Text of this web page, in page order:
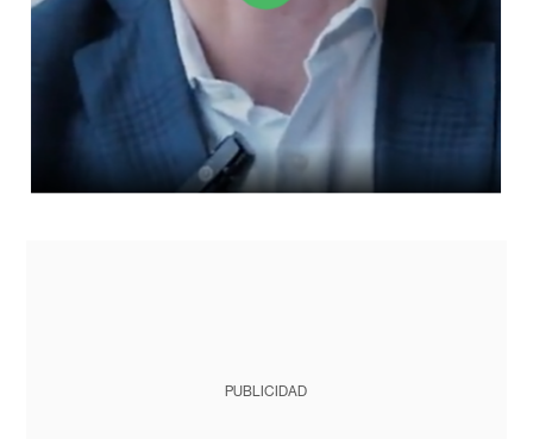
PUBLICIDAD